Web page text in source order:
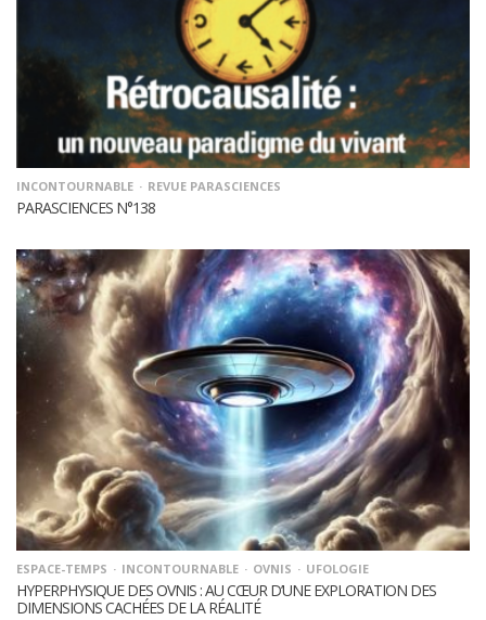
INCONTOURNABLE REVUE PARASCIENCES
PARASCIENCES N°138
ESPACE-TEMPS INCONTOURNABLE OVNIS UFOLOGIE
HYPERPHYSIQUE DES OVNIS : AU CŒUR D’UNE EXPLORATION DES
DIMENSIONS CACHÉES DE LA RÉALITÉ